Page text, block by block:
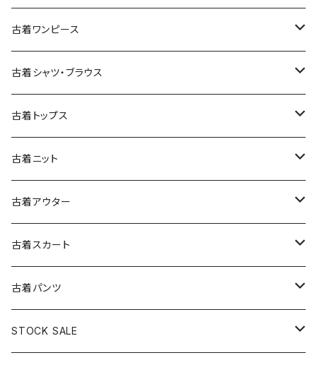
古着ワンピース
古着長袖ワンピース
古着半袖ワンピース
古着ノースリーブワンピース
古着キャミソールワンピース
古着ベアトップワンピース
古着オールインワン
古着オーバーオール
古着シャツ・ブラウス
古着長袖シャツ・ブラウス
古着半袖シャツ・ブラウス
古着ノースリーブシャツ・ブラウス
古着トップス
古着スウェット&パーカー
古着スウェット
古着パーカー
古着プルオーバー
古着長袖プルオーバー
古着半袖プルオーバー
古着Ｔシャツ
古着長袖Ｔシャツ
古着半袖Ｔシャツ
古着ベスト
古着キャミソール
古着ニット
古着セーター
古着カーディガン
古着半袖ニット
古着ニットアウター
古着アウター
古着ライトジャケット
古着ライトコート
古着ヘビージャケット
古着スカート
古着ロング丈スカート (丈76cm-)
古着膝丈スカート (丈56-75cm)
古着パンツ
古着ロング丈パンツ
STOCK SALE